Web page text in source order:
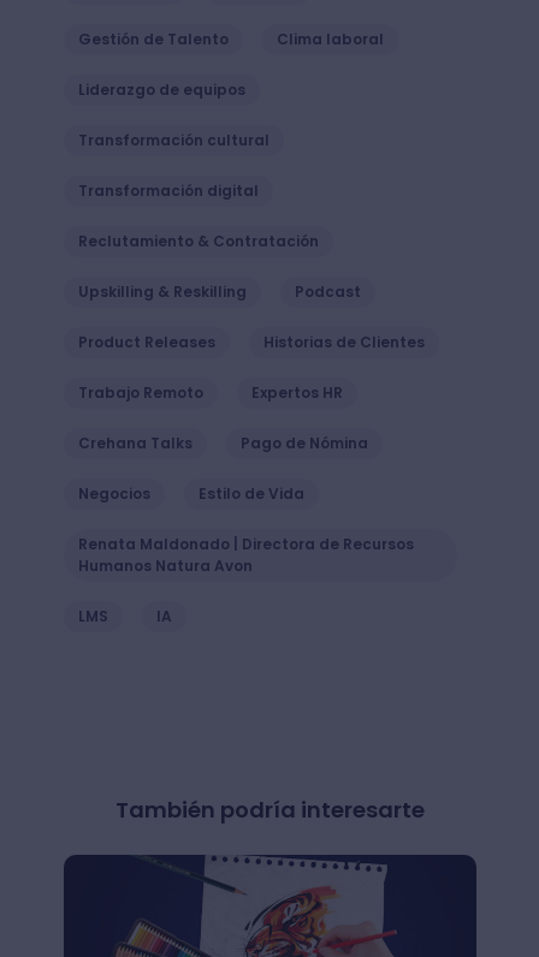
Gestión de Talento Clima laboral
Liderazgo de equipos
Transformación cultural
Transformación digital
Reclutamiento & Contratación
Upskilling & Reskilling Podcast
Product Releases Historias de Clientes
Trabajo Remoto Expertos HR
Crehana Talks Pago de Nómina
Negocios Estilo de Vida
Renata Maldonado | Directora de Recursos
Humanos Natura Avon
LMS IA
También podría interesarte